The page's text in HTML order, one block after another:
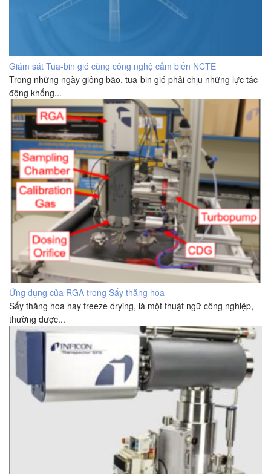
Giám sát Tua-bin gió cùng công nghệ cảm biến NCTE
Trong những ngày giông bão, tua-bin gió phải chịu những lực tác
động khổng...
Ứng dụng của RGA trong Sấy thăng hoa
Sấy thăng hoa hay freeze drying, là một thuật ngữ công nghiệp,
thường được...